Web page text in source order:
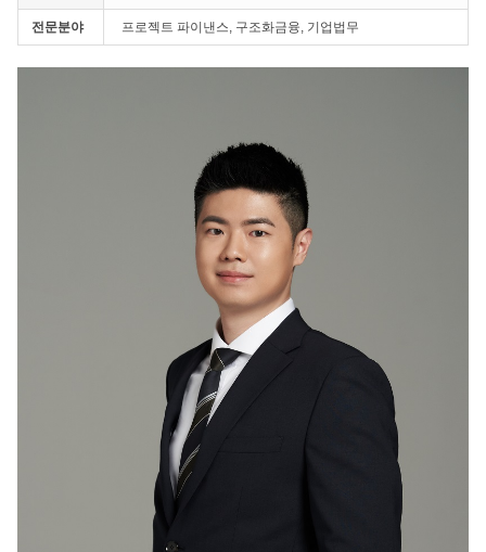
전문분야 프로젝트 파이낸스, 구조화금융, 기업법무